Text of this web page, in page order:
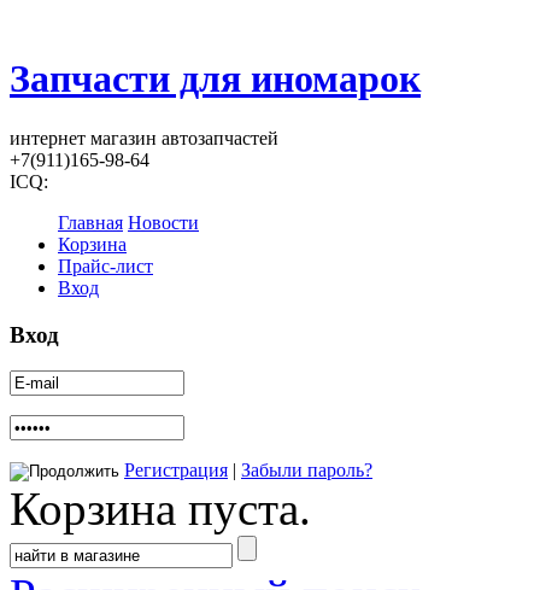
Запчасти для иномарок
интернет магазин автозапчастей
+7(911)165-98-64
ICQ:
Главная Новости
Корзина
Прайс-лист
Вход
Вход
Регистрация | Забыли пароль?
Корзина пуста.